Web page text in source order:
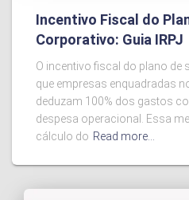
Incentivo Fiscal do
Corporativo: Guia IRPJ
O incentivo fiscal do plano de
que empresas enquadradas
deduzam 100% dos gastos
despesa operacional. Essa
cálculo do Read more…